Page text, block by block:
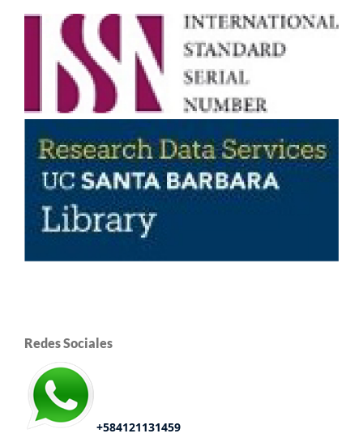
Redes Sociales
+584121131459